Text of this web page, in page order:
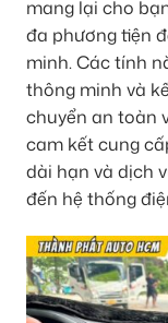
mang lại cho
đa phương tiện
minh. Các tính
thông minh và
chuyển an toàn
cam kết cung
dài hạn và dịch
đến hệ thống